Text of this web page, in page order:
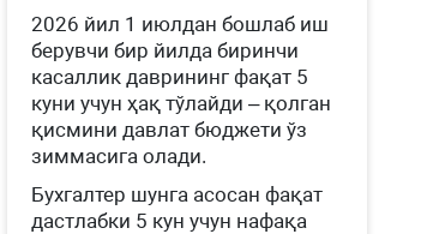
2026 йил 1 июлдан бошлаб иш
берувчи бир йилда биринчи
касаллик даврининг фақат 5
куни учун ҳақ тўлайди – қолган
қисмини давлат бюджети ўз
зиммасига олади.
Бухгалтер шунга асосан фақат
дастлабки 5 кун учун нафақа